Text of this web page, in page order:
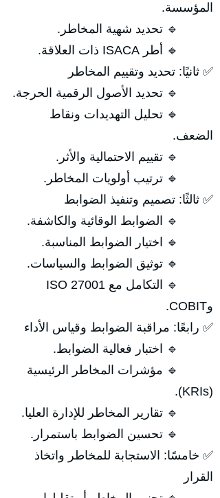
المؤسسة.
🔹 تحديد شهية المخاطر.
🔹 أطر ISACA ذات العلاقة.
✅ ثانيًا: تحديد وتقييم المخاطر
🔹 تحديد الأصول الرقمية الحرجة.
🔹 تحليل التهديدات ونقاط
الضعف.
🔹 تقييم الاحتمالية والأثر.
🔹 ترتيب أولويات المخاطر.
✅ ثالثًا: تصميم وتنفيذ الضوابط
🔹 الضوابط الوقائية والكاشفة.
🔹 اختيار الضوابط المناسبة.
🔹 توثيق الضوابط والسياسات.
🔹 التكامل مع ISO 27001
وCOBIT.
✅ رابعًا: مراقبة الضوابط وقياس الأداء
🔹 اختبار فعالية الضوابط.
🔹 مؤشرات المخاطر الرئيسية
(KRIs).
🔹 تقارير المخاطر للإدارة العليا.
🔹 تحسين الضوابط باستمرار.
✅ خامسًا: الاستجابة للمخاطر واتخاذ
القرار